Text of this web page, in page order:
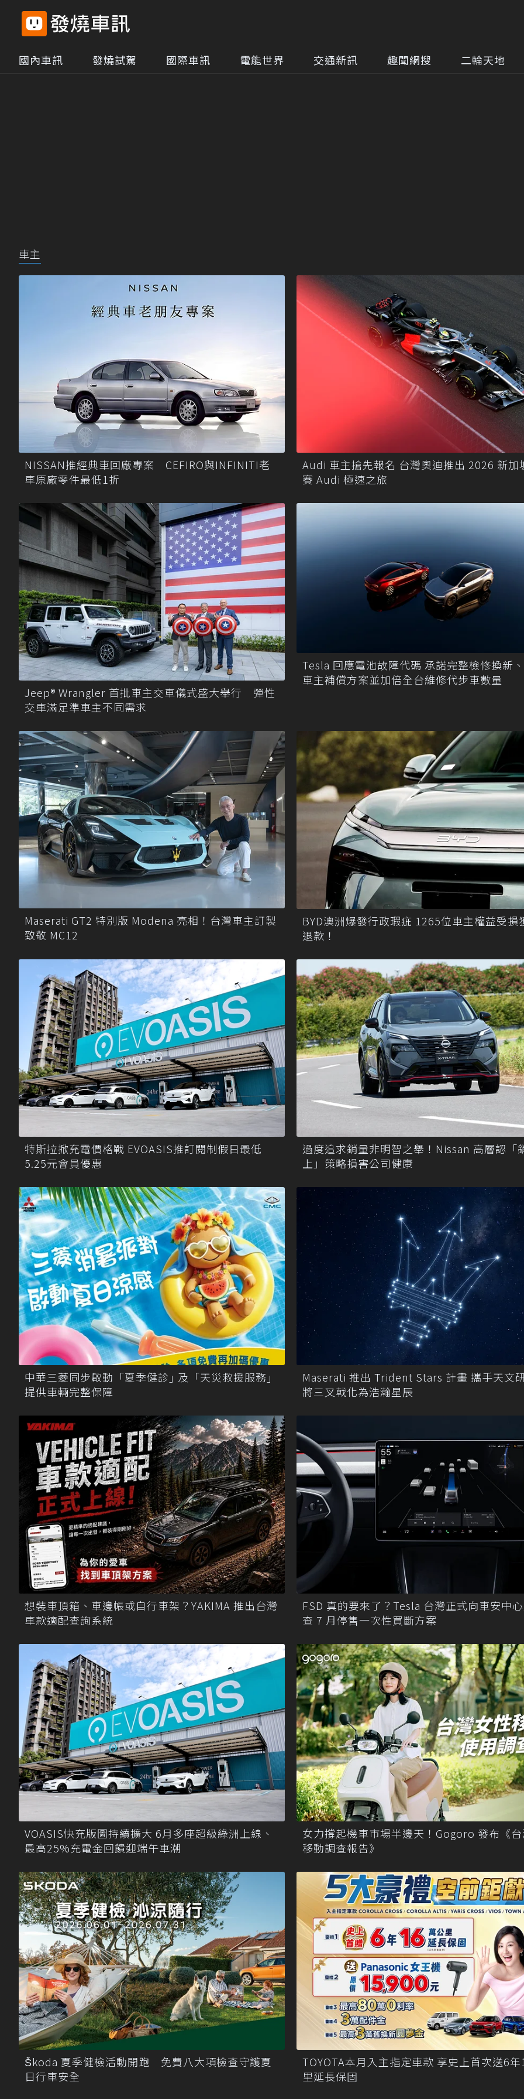
國內車訊 發燒試駕 國際車訊 電能世界 交通新訊 趣聞網搜 二輪天地
車主
NISSAN推經典車回廠專案 CEFIRO與INFINITI老
車原廠零件最低1折
Audi 車主搶先報名 台灣奧迪推出 2026 新加
賽 Audi 極速之旅
Jeep® Wrangler 首批車主交車儀式盛大舉行 彈性
交車滿足準車主不同需求
Tesla 回應電池故障代碼 承諾完整檢修換新
車主補償方案並加倍全台維修代步車數量
Maserati GT2 特別版 Modena 亮相！台灣車主訂製
致敬 MC12
BYD澳洲爆發行政瑕疵 1265位車主權益受損
退款！
特斯拉掀充電價格戰 EVOASIS推訂閱制假日最低
5.25元會員優惠
過度追求銷量非明智之舉！Nissan 高層認「
上」策略損害公司健康
中華三菱同步啟動「夏季健診｣ 及「天災救援服務｣
提供車輛完整保障
Maserati 推出 Trident Stars 計畫 攜手天文
將三叉戟化為浩瀚星辰
想裝車頂箱、車邊帳或自行車架？YAKIMA 推出台灣
車款適配查詢系統
FSD 真的要來了？Tesla 台灣正式向車安中
查 7 月停售一次性買斷方案
VOASIS快充版圖持續擴大 6月多座超級綠洲上線、
最高25%充電金回饋迎端午車潮
女力撐起機車市場半邊天！Gogoro 發布《
移動調查報告》
Škoda 夏季健檢活動開跑 免費八大項檢查守護夏
日行車安全
TOYOTA本月入主指定車款 享史上首次送6
里延長保固